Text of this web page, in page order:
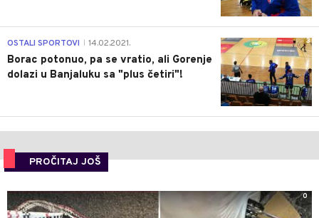
3
OSTALI SPORTOVI 14.02.2021.
Borac potonuo, pa se vratio, ali Gorenje
dolazi u Banjaluku sa "plus četiri"!
PROČITAJ JOŠ
0